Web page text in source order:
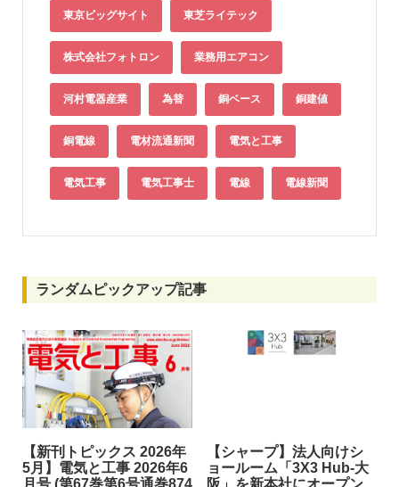
東京ビッグサイト 東芝ライテック
株式会社フォトロン 業務用エアコン
河村電器産業 為替 銅ベース 銅建値
銅電線 電材流通新聞 電気と工事
電気工事 電気工事士 電線 電線新聞
ランダムピックアップ記事
【新刊トピックス 2026年
5月】電気と工事 2026年6
月号 (第67巻第6号通巻874
【シャープ】法人向けシ
ョールーム「3X3 Hub-大
阪」を新本社にオープン